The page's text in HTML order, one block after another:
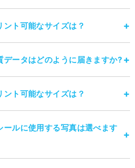
ント可能なサイズは？
データはどのように届きますか?
ト可能なサイズは？
ールに使用する写真は選べます